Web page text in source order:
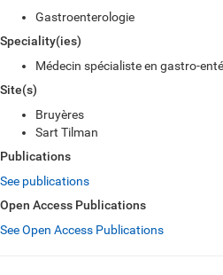
Gastroenterologie
Speciality(ies)
Médecin spécialiste en gastro-
Site(s)
Bruyères
Sart Tilman
Publications
See publications
Open Access Publications
See Open Access Publications